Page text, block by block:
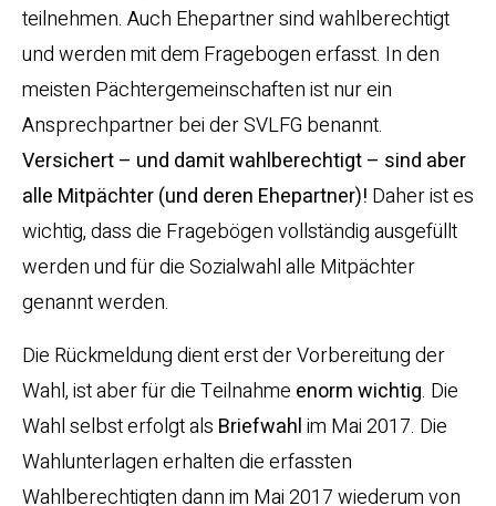
teilnehmen. Auch Ehepartner sind wahlberechtigt
und werden mit dem Fragebogen erfasst. In den
meisten Pächtergemeinschaften ist nur ein
Ansprechpartner bei der SVLFG benannt.
Versichert – und damit wahlberechtigt – sind aber
alle Mitpächter (und deren Ehepartner)! Daher ist es
wichtig, dass die Fragebögen vollständig ausgefüllt
werden und für die Sozialwahl alle Mitpächter
genannt werden.
Die Rückmeldung dient erst der Vorbereitung der
Wahl, ist aber für die Teilnahme enorm wichtig. Die
Wahl selbst erfolgt als Briefwahlim Mai 2017. Die
Wahlunterlagen erhalten die erfassten
Wahlberechtigten dann im Mai 2017 wiederum von